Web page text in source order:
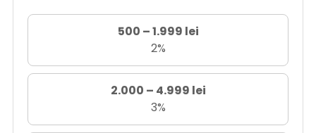
500 – 1.999 lei
2%
2.000 – 4.999 lei
3%